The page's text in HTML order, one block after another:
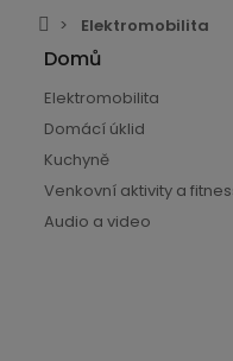
Elektromobilita
Domů
Elektromobilita
Domácí úklid
Kuchyně
Venkovní aktivity a
Audio a video